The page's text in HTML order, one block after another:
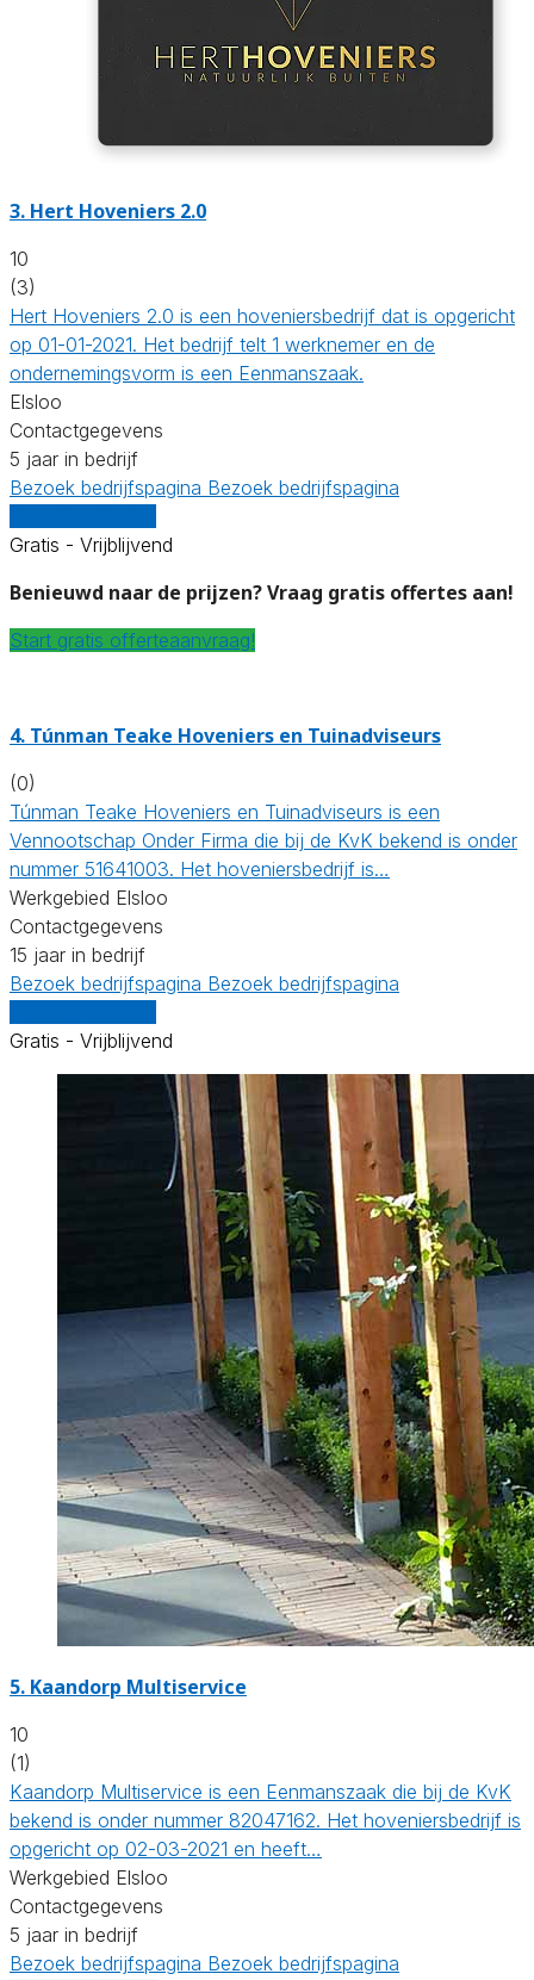
3. Hert Hoveniers 2.0
10
(3)
Hert Hoveniers 2.0 is een hoveniersbedrijf dat is opgericht
op 01-01-2021. Het bedrijf telt 1 werknemer en de
ondernemingsvorm is een Eenmanszaak.
Elsloo
Contactgegevens
5 jaar in bedrijf
Bezoek bedrijfspagina Bezoek bedrijfspagina
Gratis - Vrijblijvend
Benieuwd naar de prijzen? Vraag gratis offertes aan!
Start gratis offerteaanvraag!
4. Túnman Teake Hoveniers en Tuinadviseurs
(0)
Túnman Teake Hoveniers en Tuinadviseurs is een
Vennootschap Onder Firma die bij de KvK bekend is onder
nummer 51641003. Het hoveniersbedrijf is…
Werkgebied Elsloo
Contactgegevens
15 jaar in bedrijf
Bezoek bedrijfspagina Bezoek bedrijfspagina
Gratis - Vrijblijvend
5. Kaandorp Multiservice
10
(1)
Kaandorp Multiservice is een Eenmanszaak die bij de KvK
bekend is onder nummer 82047162. Het hoveniersbedrijf is
opgericht op 02-03-2021 en heeft…
Werkgebied Elsloo
Contactgegevens
5 jaar in bedrijf
Bezoek bedrijfspagina Bezoek bedrijfspagina